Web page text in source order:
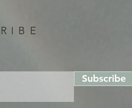
Subscribe